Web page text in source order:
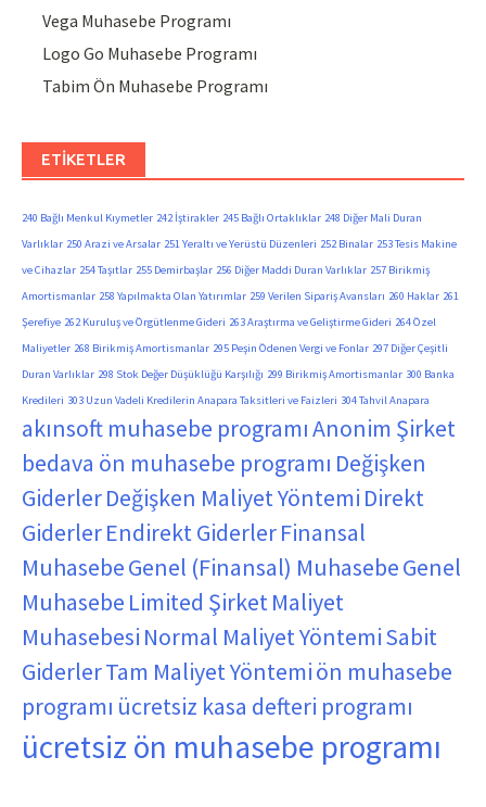
Vega Muhasebe Programı
Logo Go Muhasebe Programı
Tabim Ön Muhasebe Programı
ETIKETLER
240 Bağlı Menkul Kıymetler 242 İştirakler 245 Bağlı Ortaklıklar 248 Diğer Mali Duran
Varlıklar 250 Arazi ve Arsalar 251 Yeraltı ve Yerüstü Düzenleri 252 Binalar 253 Tesis Makine
ve Cihazlar 254 Taşıtlar 255 Demirbaşlar 256 Diğer Maddi Duran Varlıklar 257 Birikmiş
Amortismanlar 258 Yapılmakta Olan Yatırımlar 259 Verilen Sipariş Avansları 260 Haklar 261
Şerefiye 262 Kuruluş ve Örgütlenme Gideri 263 Araştırma ve Geliştirme Gideri 264 Özel
Maliyetler 268 Birikmiş Amortismanlar 295 Peşin Ödenen Vergi ve Fonlar 297 Diğer Çeşitli
Duran Varlıklar 298 Stok Değer Düşüklüğü Karşılığı 299 Birikmiş Amortismanlar 300 Banka
Kredileri 303 Uzun Vadeli Kredilerin Anapara Taksitleri ve Faizleri 304 Tahvil Anapara
akınsoft muhasebe programıAnonim Şirket
bedava ön muhasebe programı Değişken
GiderlerDeğişken Maliyet Yöntemi Direkt
GiderlerEndirekt GiderlerFinansal
MuhasebeGenel (Finansal) MuhasebeGenel
Muhasebe Limited ŞirketMaliyet
Muhasebesi Normal Maliyet YöntemiSabit
GiderlerTam Maliyet Yöntemiön muhasebe
programı ücretsiz kasa defteri programı
ücretsiz ön muhasebe programı